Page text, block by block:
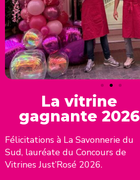
La vitrine
gagnante 2026
Félicitations à La Savonnerie du
Sud, lauréate du Concours de
Vitrines Just’Rosé 2026.